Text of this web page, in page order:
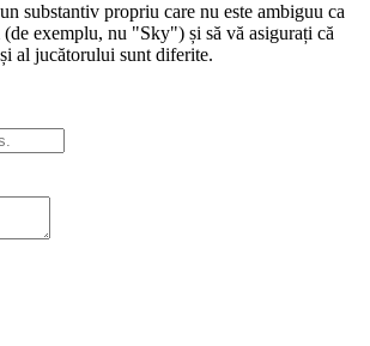
substantiv propriu care nu este ambiguu ca
exemplu, nu "Sky") și să vă asigurați că
al jucătorului sunt diferite.